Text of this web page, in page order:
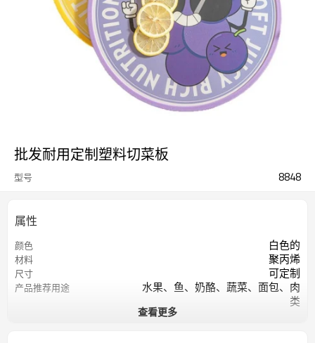
批发耐用定制塑料切菜板
型号 8848
属性
颜色 白色的
材料 聚丙烯
尺寸 可定制
产品推荐用途
水果、鱼、奶酪、蔬菜、面包、肉
类
查看更多